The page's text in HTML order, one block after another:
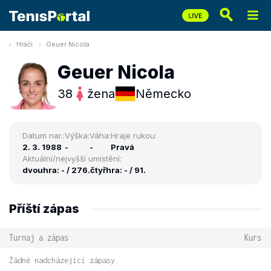
Hráči Geuer Nicola
Geuer Nicola
38 žena Německo
Datum nar.:
2. 3. 1988
Výška:
-
Váha:
-
Hraje rukou:
Pravá
Aktuální/nejvyšší umístění:
dvouhra: - / 276.čtyřhra: - / 91.
Příští zápas
Turnaj a zápas Kurs
Žádné nadcházející zápasy.